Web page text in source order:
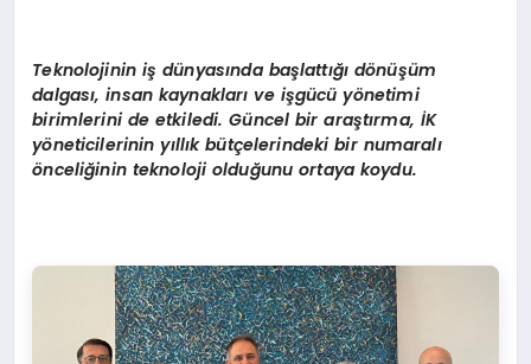
Teknolojinin işdünyasında başlattığı dönüşüm
dalgası, insan kaynaklarıve işgücüyönetimi
birimlerini de etkiledi. Güncel bir araştırma, İK
yöneticilerinin yıllık bütçelerindeki bir numaralı
önceliğinin teknoloji olduğunu ortaya koydu.